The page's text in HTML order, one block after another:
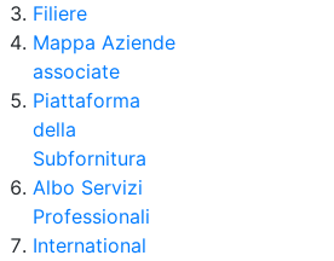
Filiere
Mappa Aziende
associate
Piattaforma
della
Subfornitura
Albo Servizi
Professionali
International